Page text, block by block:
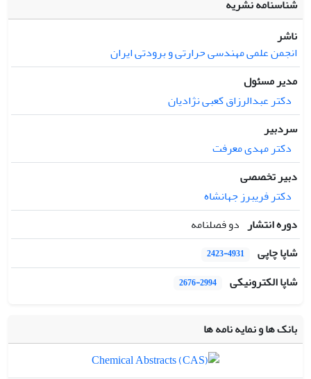
شناسنامه نشریه
ناشر
انجمن علمی مهندسی حرارتی و برودتی ایران
مدیر مسئول
دکتر عبدالرزاق کعبی نژادیان
سردبیر
دکتر مهدی معرفت
دبیر تخصصی
دکتر فریبرز جهانشاه
دوره انتشار دو فصلنامه
شاپا چاپی
2423-4931
شاپا الکترونیکی 2676-2994
بانک ها و نمایه نامه ها